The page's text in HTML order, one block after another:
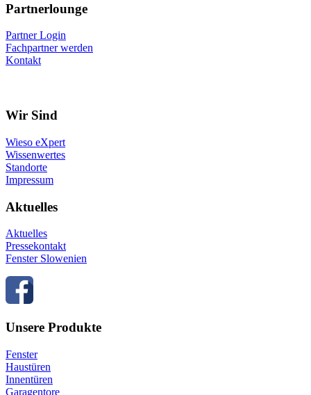
Partnerlounge
Partner Login
Fachpartner werden
Kontakt
Wir Sind
Wieso eXpert
Wissenwertes
Standorte
Impressum
Aktuelles
Aktuelles
Pressekontakt
Fenster Slowenien
Unsere Produkte
Fenster
Haustüren
Innentüren
Garagentore